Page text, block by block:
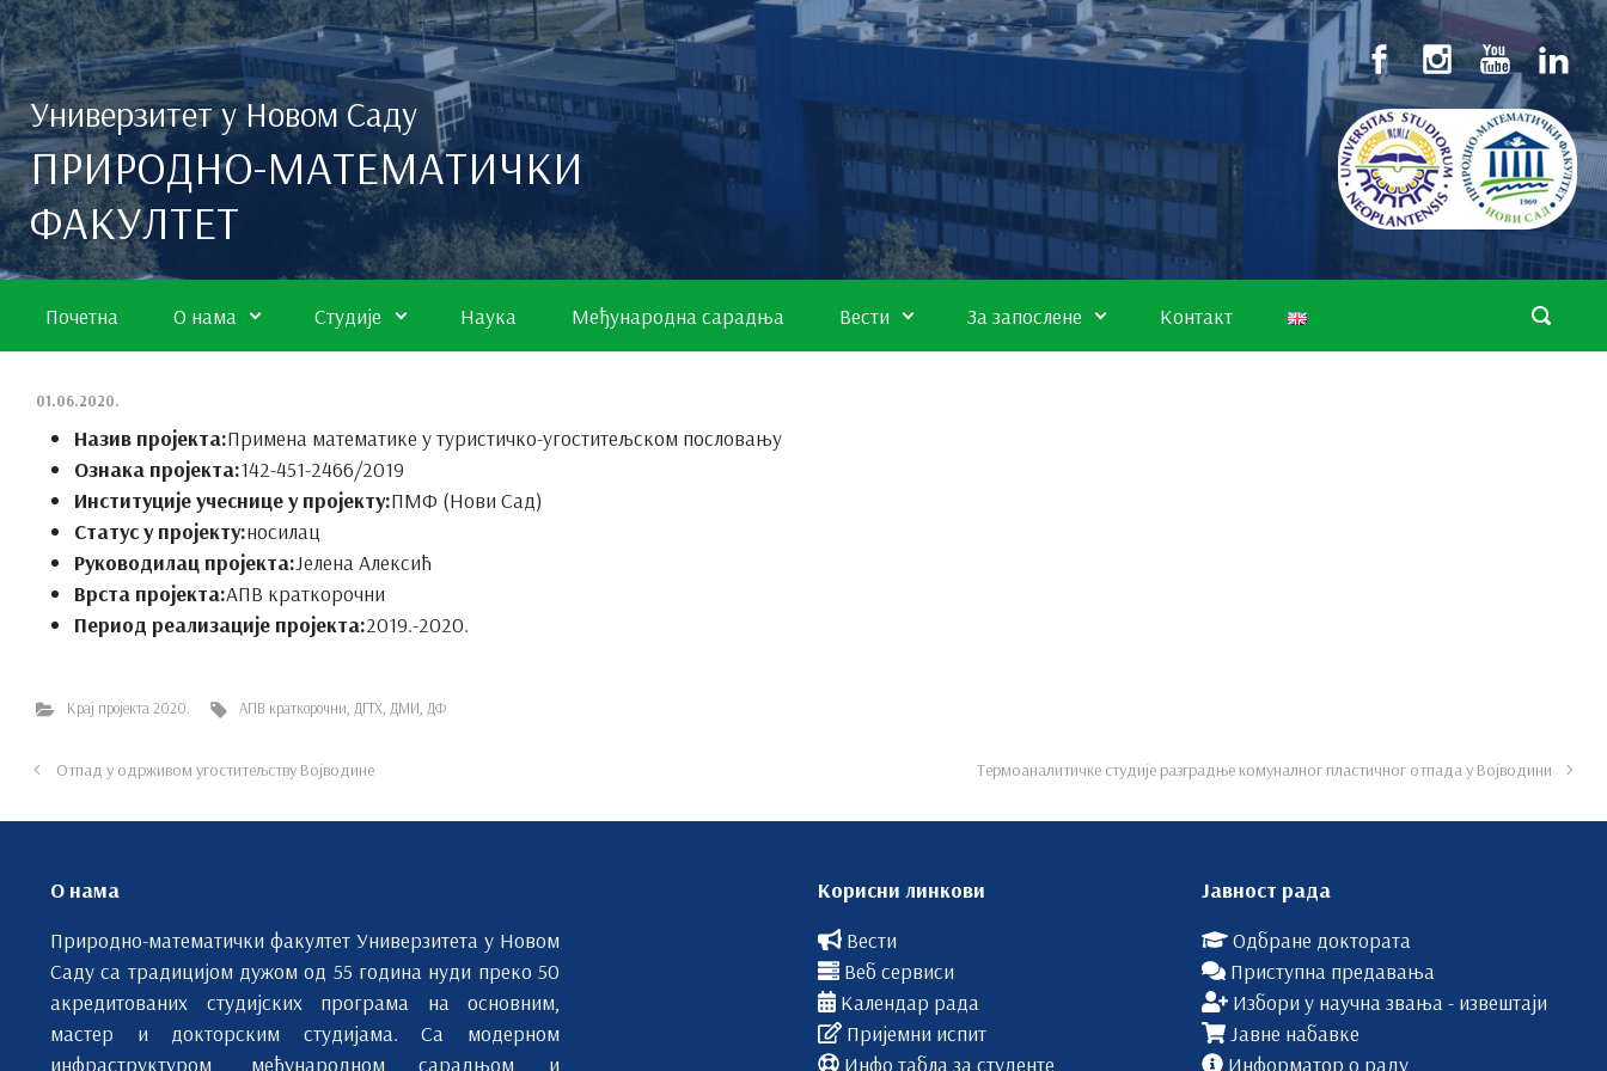
Скип то маин цонтент
Универзитет у Новом Саду
ПРИРОДНО-МАТЕМАТИЧКИ
ФАКУЛТЕТ
Почетна О нама Студије Наука Међународна сарадња Вести За запослене Контакт
01.06.2020.
Назив пројекта:Примена математике у туристичко-угоститељском пословању
Ознака пројекта:142-451-2466/2019
Институције учеснице у пројекту:ПМФ (Нови Сад)
Статус у пројекту:носилац
Руководилац пројекта:Јелена Алексић
Врста пројекта:АПВ краткорочни
Период реализације пројекта:2019.-2020.
Крај пројекта 2020. АПВ краткорочни ДГТХ ДМИ ДФ
Отпад у одрживом угоститељству Војводине Термоаналитичке студије разградње комуналног пластичног отпада у Војводини
О нама
Природно-математички факултет Универзитета у Новом
Саду са традицијом дужом од 55 година нуди преко 50
акредитованих студијских програма на основним,
мастер и докторским студијама. Са модерном
инфраструктуром, међународном сарадњом и
Корисни линкови
Вести
Веб сервиси
Календар рада
Пријемни испит
Инфо табла за студенте
Јавност рада
Одбране доктората
Приступна предавања
Избори у научна звања - извештаји
Јавне набавке
Информатор о раду